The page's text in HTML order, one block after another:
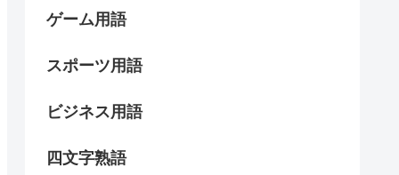
ゲーム用語
スポーツ用語
ビジネス用語
四文字熟語